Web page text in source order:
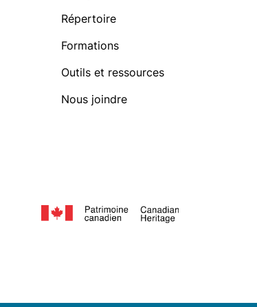
Répertoire
Formations
Outils et ressources
Nous joindre